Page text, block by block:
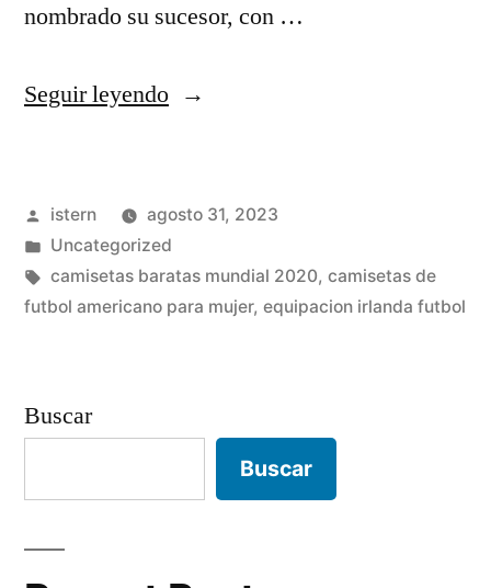
nombrado su sucesor, con …
Seguir leyendo«ofertas
Publicado
por
istern
agosto 31, 2023
Publicado
en
Uncategorized
Etiquetas:
camisetas baratas mundial 2020, camisetas de
futbol americano para mujer, equipacion irlanda futbol
Buscar
Buscar